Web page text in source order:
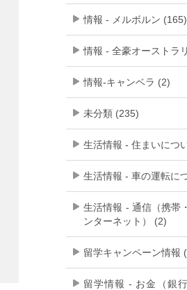
情報 - メルボルン (165)
情報 - 全豪オーストラ
情報-キャンベラ (2)
未分類 (235)
生活情報 - 住まいにつ
生活情報 - 車の運転に
生活情報 - 通信（携帯
ンターネット） (2)
留学キャンペーン情報
留学情報 - お金（銀